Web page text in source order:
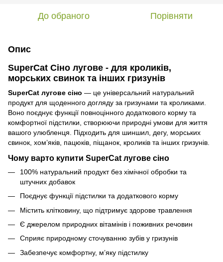
До обраного Порівняти
Опис
SuperCat Сіно лугове - для кроликів,
морських свинок та інших гризунів
SuperCat лугове сіно — це універсальний натуральний
продукт для щоденного догляду за гризунами та кроликами.
Воно поєднує функції повноцінного додаткового корму та
комфортної підстилки, створюючи природні умови для життя
вашого улюбленця. Підходить для шиншил, дегу, морських
свинок, хом’яків, пацюків, піщанок, кроликів та інших гризунів.
Чому варто купити SuperCat лугове сіно
100% натуральний продукт без хімічної обробки та
штучних добавок
Поєднує функції підстилки та додаткового корму
Містить клітковину, що підтримує здорове травлення
Є джерелом природних вітамінів і поживних речовин
Сприяє природному сточуванню зубів у гризунів
Забезпечує комфортну, м’яку підстилку